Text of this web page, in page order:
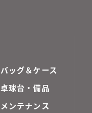
バッグ＆ケース
卓球台・備品
メンテナンス